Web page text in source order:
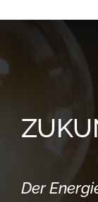
Der